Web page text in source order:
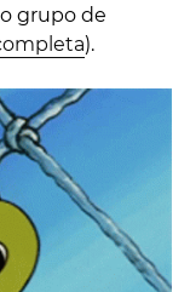
grupo de
).